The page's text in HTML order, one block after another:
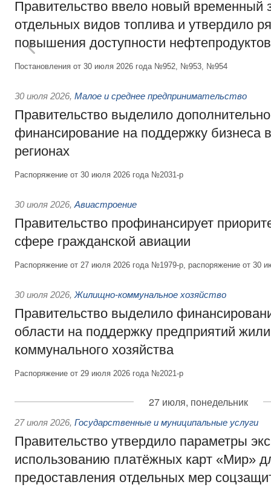
Правительство ввело новый временный
отдельных видов топлива и утвердило
повышения доступности нефтепродуктов
Постановления от 30 июля 2026 года №952, №953, №954
30 июля 2026, Малое и среднее предпринимательство
Правительство выделило
финансирование на поддержку бизнеса
регионах
Распоряжение от 30 июля 2026 года №2031-р
30 июля 2026, Авиастроение
Правительство профинансирует
сфере гражданской авиации
Распоряжение от 27 июля 2026 года №1979-р, распоряжение от 30
30 июля 2026, Жилищно-коммунальное хозяйство
Правительство выделило
области на поддержку предприятий
коммунального хозяйства
Распоряжение от 29 июля 2026 года №2021-р
27 июля, понедельник
27 июля 2026, Государственные и муниципальные услуги
Правительство утвердило параметры
использованию платёжных карт «Мир»
предоставления отдельных мер